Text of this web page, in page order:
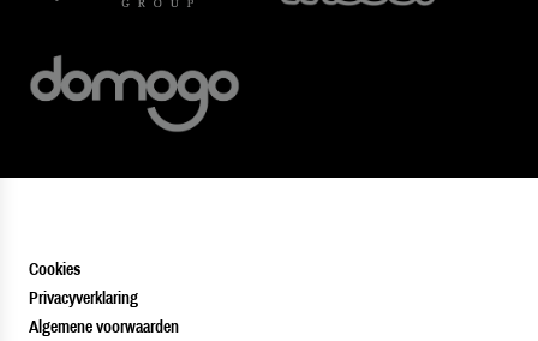
Cookies
Privacyverklaring
Algemene voorwaarden